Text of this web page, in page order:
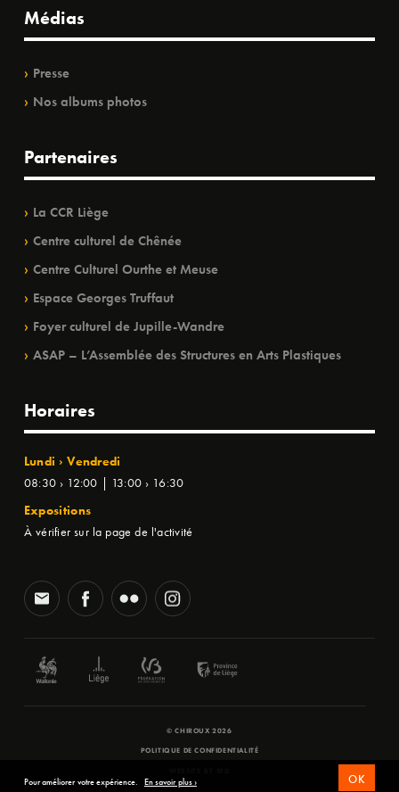
Médias
Presse
Nos albums photos
Partenaires
La CCR Liège
Centre culturel de Chênée
Centre Culturel Ourthe et Meuse
Espace Georges Truffaut
Foyer culturel de Jupille-Wandre
ASAP – L’Assemblée des Structures en Arts Plastiques
Horaires
Lundi › Vendredi
08:30 › 12:00 | 13:00 › 16:30
Expositions
À vérifier sur la page de l'activité
© CHIROUX 2026
POLITIQUE DE CONFIDENTIALITÉ
Pour améliorer votre expérience. En savoir plus › OK